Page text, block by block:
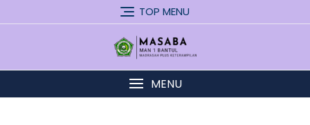
to
TOP MENU
MENU